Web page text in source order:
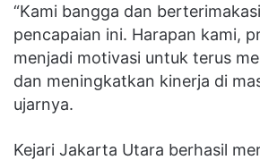
“Kami bangga dan
pencapaian ini. Harapan kami,
menjadi motivasi untuk terus
dan meningkatkan kinerja di
ujarnya.
Kejari Jakarta Utara berhasil